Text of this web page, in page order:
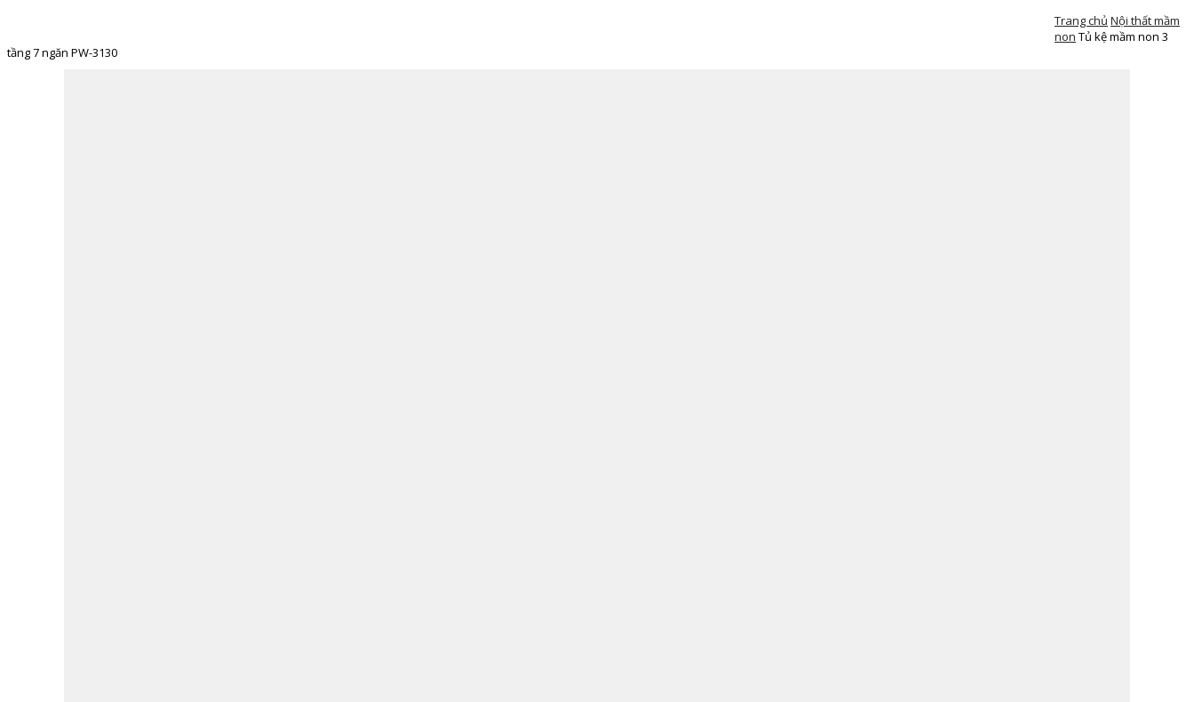
Trang chủ Nội thất mầm
non Tủ kệ mầm non 3
tầng 7 ngăn PW-3130